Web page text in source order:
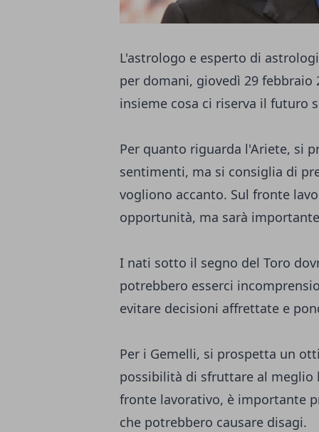
L'astrologo e esperto di
per domani, giovedì 29
insieme cosa ci riserva il futuro
Per quanto riguarda l'Ariete, si
sentimenti, ma si consiglia di
vogliono accanto. Sul fronte
opportunità, ma sarà
I nati sotto il segno del Toro
potrebbero esserci
evitare decisioni affrettate e
Per i Gemelli, si prospetta un
possibilità di sfruttare al meglio
fronte lavorativo, è importante
che potrebbero causare disagi.